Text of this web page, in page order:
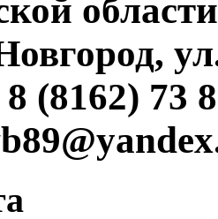
(8162) 73